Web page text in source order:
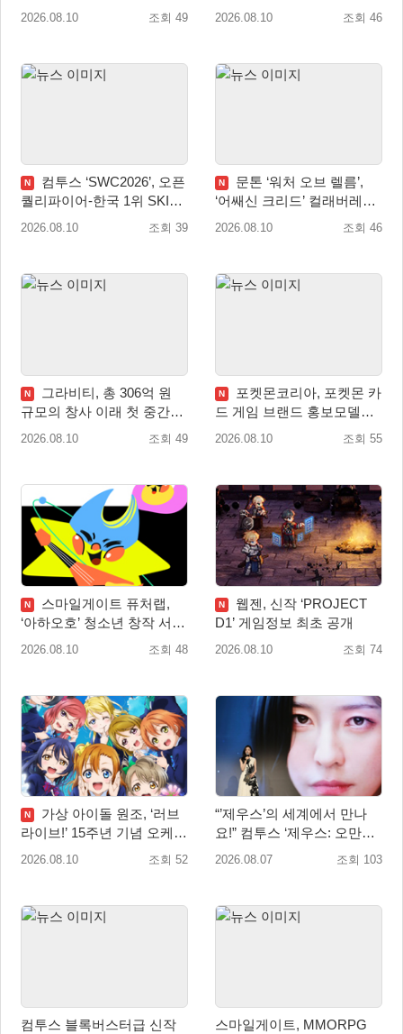
작 탐험대’ 참여 기관 및 멘
2026.08.10 조회 49 2026.08.10 조회 46
N
컴투스 ‘SWC2026’, 오픈
퀄리파이어-한국 1위 SKIT
월드 파이널 진출!
2026.08.10 조회 39
N
문톤 ‘워처 오브 렐름’,
‘어쌔신 크리드’ 컬래버레이
션 8월 20일 실시
2026.08.10 조회 46
N
그라비티, 총 306억 원
규모의 창사 이래 첫 중간배
당 확정
2026.08.10 조회 49
N
포켓몬코리아, 포켓몬 카
드 게임 브랜드 홍보모델로
배우 변우석 선정!
2026.08.10 조회 55
N
스마일게이트 퓨처랩,
‘아하오호’ 청소년 창작 서포
터즈 ‘아크크’ 1기 발족
2026.08.10 조회 48
N
웹젠, 신작 ‘PROJECT
D1’ 게임정보 최초 공개
2026.08.10 조회 74
N
가상 아이돌 원조, ‘러브
라이브!’ 15주년 기념 오케스
트라 콘서트 10월 5일 서울
2026.08.10 조회 52
“’제우스’의 세계에서 만나
요!” 컴투스 ‘제우스: 오만의
신’ 쇼케이스 찾은 배우 박지
2026.08.07 조회 103
컴투스 블록버스터급 신작
스마일게이트, MMORPG